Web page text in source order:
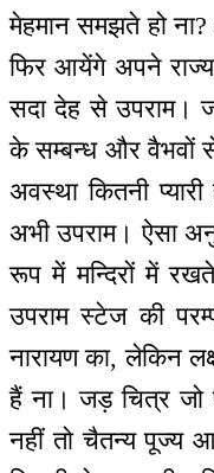
मेहमान समझते हो
फिर आयेंगे अपने
सदा देह से उपराम।
के सम्बन्ध और वैभवों
अवस्था कितनी
अभी उपराम। ऐसा
रूप में मन्दिरों में
उपराम स्टेज की
नारायण का, लेकिन
हैं ना। जड़ चित्र जो
नहीं तो चैतन्य पूज्य